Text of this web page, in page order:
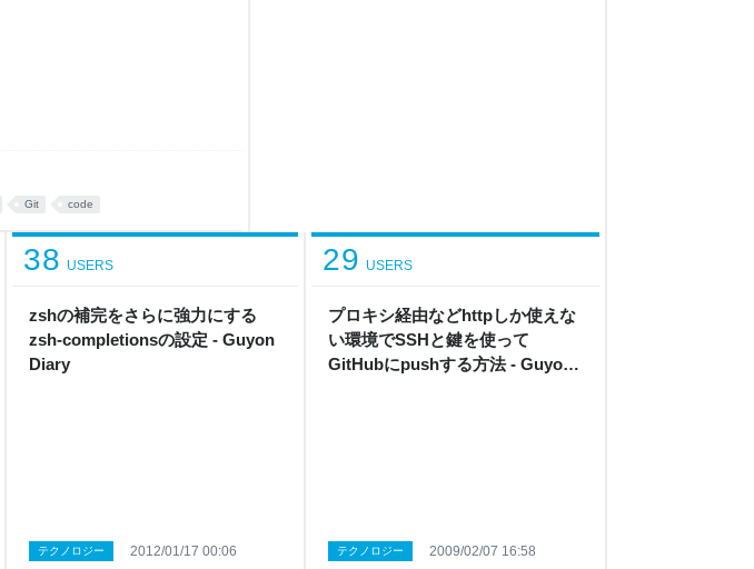
Git code
zshの補完をさらに強力にする
zsh-completionsの設定 - Guyon
Diary
38 USERS
テクノロジー 2012/01/17 00:06
プロキシ経由などhttpしか使えな
い環境でSSHと鍵を使って
GitHubにpushする方法 - Guyon
29 USERS
テクノロジー 2009/02/07 16:58